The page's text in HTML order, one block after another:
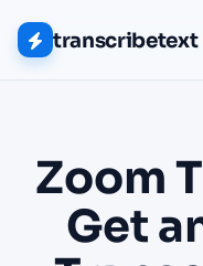
transcribetext
Zoom
Get